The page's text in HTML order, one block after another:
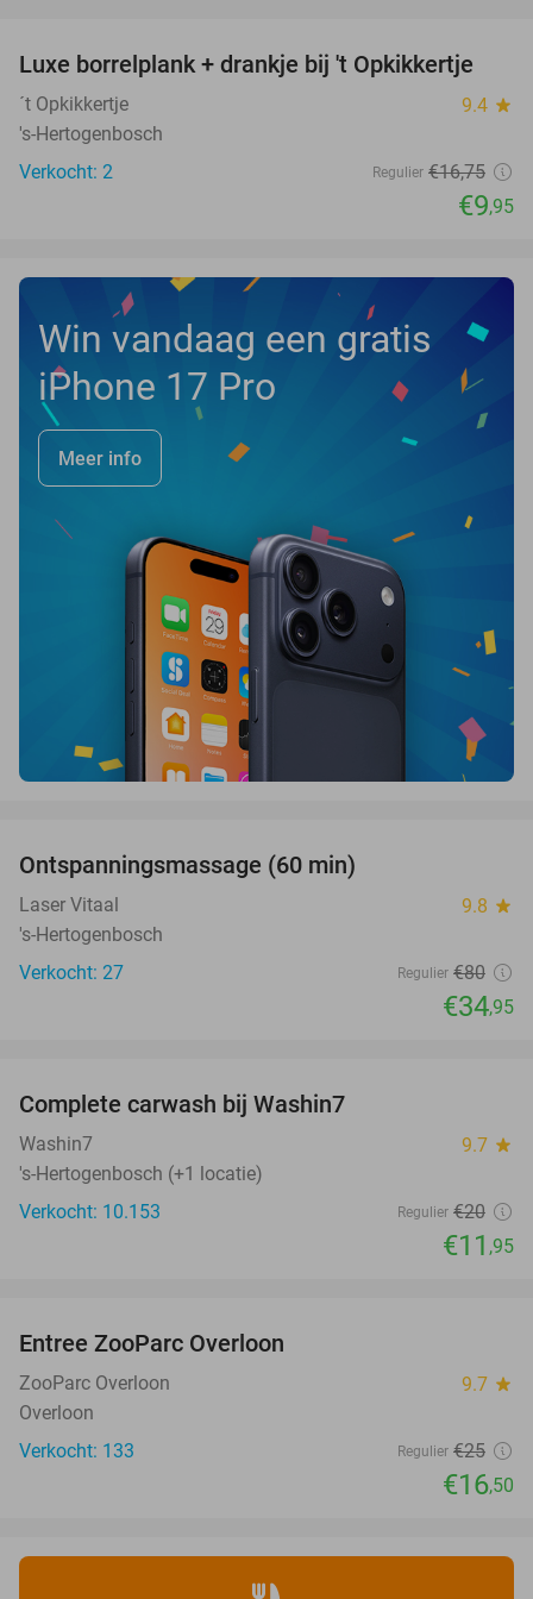
41%
TODAY
Luxe borrelplank + drankje bij 't Opkikkertje
´t Opkikkertje 9.4 star
's-Hertogenbosch
Verkocht: 2
Regulier €16,75
€9,95
Win vandaag een gratis
iPhone 17 Pro
Meer info
Ontspanningsmassage (60 min)
Laser Vitaal 9.8 star
's-Hertogenbosch
Verkocht: 27
Regulier €80
€34,95
Complete carwash bij Washin7
Washin7 9.7 star
's-Hertogenbosch (+1 locatie)
Verkocht: 10.153
Regulier €20
€11 ,95
TODAY
Entree ZooParc Overloon
ZooParc Overloon 9.7 star
Overloon
Verkocht: 133
Regulier €25
€16,50